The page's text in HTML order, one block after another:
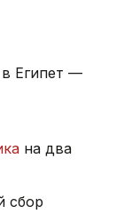
Египет —
на два
сбор